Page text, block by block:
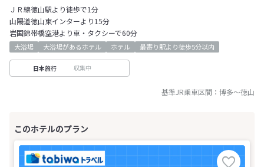
ＪＲ線徳山駅より徒歩で1分
山陽道徳山東インターより15分
岩国錦帯橋空港より車・タクシーで60分
大浴場 大浴場があるホテル ホテル 最寄り駅より徒歩5分以内
日本旅行 収集中
基準JR乗車区間： 博多～徳山